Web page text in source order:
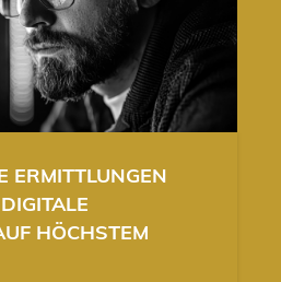
ERMITTLUNGEN
HÖCHSTEM